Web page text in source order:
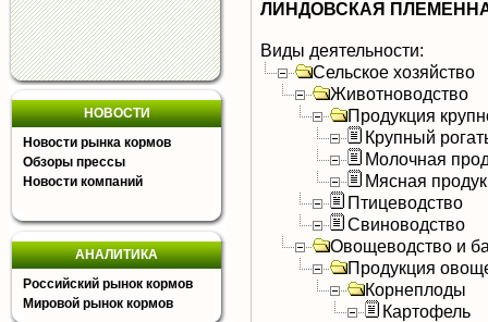
НОВОСТИ
Новости рынка кормов
Обзоры прессы
Новости компаний
АНАЛИТИКА
Российский рынок кормов
Мировой рынок кормов
ЛИНДОВСКАЯ
Виды деятельности:
Сельское хозяйство
Животноводство
Продукция
Крупный
Молочная
Мясная
Птицеводство
Свиноводство
Овощеводство и
Продукция
Корнеплоды
Картофель